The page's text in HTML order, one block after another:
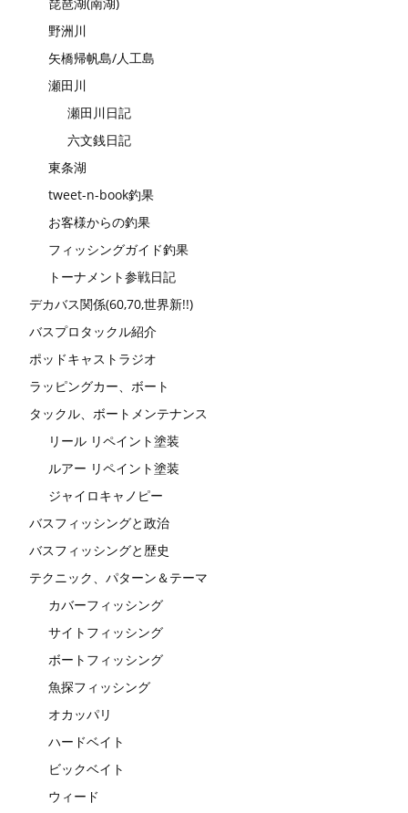
野洲川
矢橋帰帆島/人工島
瀬田川
瀬田川日記
六文銭日記
東条湖
tweet-n-book釣果
お客様からの釣果
フィッシングガイド釣果
トーナメント参戦日記
デカバス関係(60,70,世界新!!)
バスプロタックル紹介
ポッドキャストラジオ
ラッピングカー、ボート
タックル、ボートメンテナンス
リール リペイント塗装
ルアー リペイント塗装
ジャイロキャノピー
バスフィッシングと政治
バスフィッシングと歴史
テクニック、パターン＆テーマ
カバーフィッシング
サイトフィッシング
ボートフィッシング
魚探フィッシング
オカッパリ
ハードベイト
ビックベイト
ウィード